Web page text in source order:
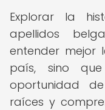
Explorar la
apellidos
entender mejor
país, sino
oportunidad
raíces y